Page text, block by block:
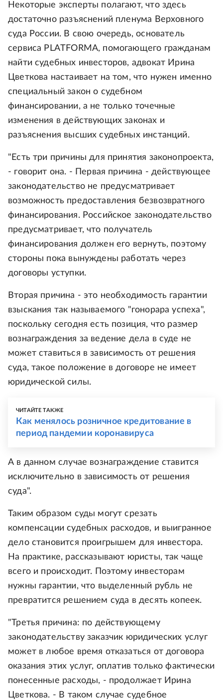
Некоторые эксперты полагают, что здесь
достаточно разъяснений пленума Верховного
суда России. В свою очередь, основатель
сервиса PLATFORMA, помогающего гражданам
найти судебных инвесторов, адвокат Ирина
Цветкова настаивает на том, что нужен именно
специальный закон о судебном
финансировании, а не только точечные
изменения в действующих законах и
разъяснения высших судебных инстанций.
"Есть три причины для принятия законопроекта,
- говорит она. - Первая причина - действующее
законодательство не предусматривает
возможность предоставления безвозвратного
финансирования. Российское законодательство
предусматривает, что получатель
финансирования должен его вернуть, поэтому
стороны пока вынуждены работать через
договоры уступки.
Вторая причина - это необходимость гарантии
взыскания так называемого "гонорара успеха",
поскольку сегодня есть позиция, что размер
вознаграждения за ведение дела в суде не
может ставиться в зависимость от решения
суда, такое положение в договоре не имеет
юридической силы.
ЧИТАЙТЕ ТАКЖЕ
Как менялось розничное кредитование в
период пандемии коронавируса
А в данном случае вознаграждение ставится
исключительно в зависимость от решения
суда".
Таким образом суды могут срезать
компенсации судебных расходов, и выигранное
дело становится проигрышем для инвестора.
На практике, рассказывают юристы, так чаще
всего и происходит. Поэтому инвесторам
нужны гарантии, что выделенный рубль не
превратится решением суда в десять копеек.
"Третья причина: по действующему
законодательству заказчик юридических услуг
может в любое время отказаться от договора
оказания этих услуг, оплатив только фактически
понесенные расходы, - продолжает Ирина
Цветкова. - В таком случае судебное